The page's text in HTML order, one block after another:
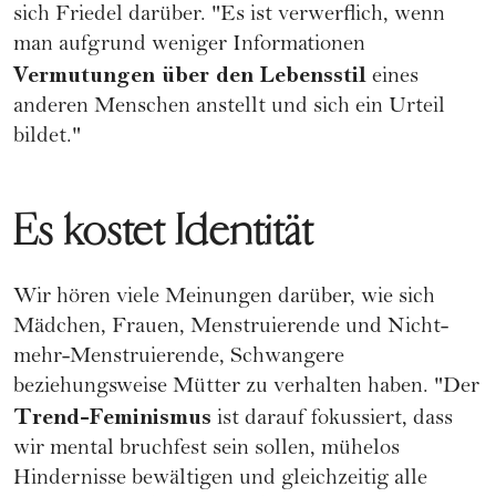
sich Friedel darüber. "Es ist verwerflich, wenn
man aufgrund weniger Informationen
Vermutungen über den Lebensstil eines
anderen Menschen anstellt und sich ein Urteil
bildet."
Es kostet Identität
Wir hören viele Meinungen darüber, wie sich
Mädchen, Frauen, Menstruierende und Nicht-
mehr-Menstruierende, Schwangere
beziehungsweise Mütter zu verhalten haben. "Der
Trend-Feminismus ist darauf fokussiert, dass
wir mental bruchfest sein sollen, mühelos
Hindernisse bewältigen und gleichzeitig alle